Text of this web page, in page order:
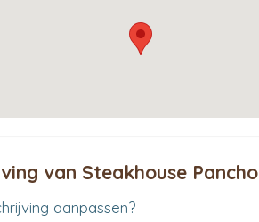
van Steakhouse Pancho
aanpassen?